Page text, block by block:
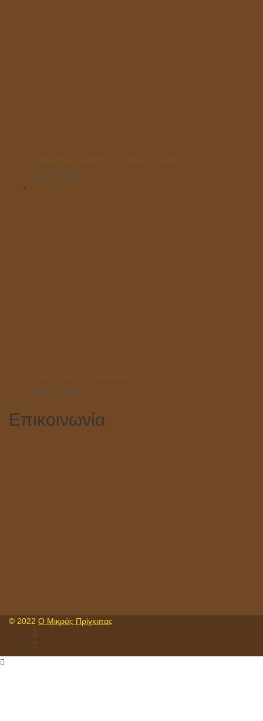
Οκτ 25, 2025
Ιούλ 7, 2025
Επικοινωνία
© 2022 Ο Μικρός Πρίγκιπας